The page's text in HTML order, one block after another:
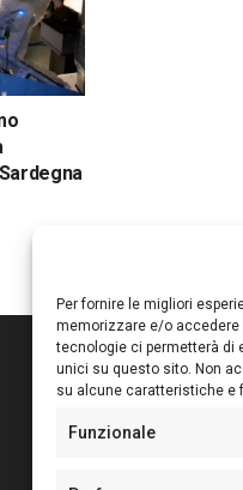
Per fornire le migliori
memorizzare e/o
tecnologie ci permetterà di
unici su questo sito. Non
su alcune caratteristiche e
Funzionale
Editore:
Sede: